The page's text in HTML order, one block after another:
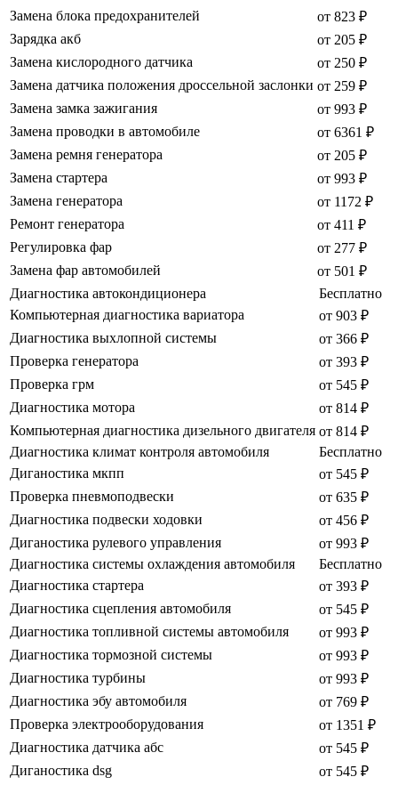
Замена блока предохранителей
от 823 ₽
Зарядка акб
от 205 ₽
Замена кислородного датчика
от 250 ₽
Замена датчика положения дроссельной заслонки от 259 ₽
Замена замка зажигания
от 993 ₽
Замена проводки в автомобиле
от 6361 ₽
Замена ремня генератора
от 205 ₽
Замена стартера
от 993 ₽
Замена генератора
от 1172 ₽
Ремонт генератора
от 411 ₽
Регулировка фар
от 277 ₽
Замена фар автомобилей
от 501 ₽
Диагностика автокондиционера
Бесплатно
Компьютерная диагностика вариатора
от 903 ₽
Диагностика выхлопной системы
от 366 ₽
Проверка генератора
от 393 ₽
Проверка грм
от 545 ₽
Диагностика мотора
от 814 ₽
Компьютерная диагностика дизельного двигателя от 814 ₽
Диагностика климат контроля автомобиля
Бесплатно
Диганостика мкпп
от 545 ₽
Проверка пневмоподвески
от 635 ₽
Диагностика подвески ходовки
от 456 ₽
Диганостика рулевого управления
от 993 ₽
Диагностика системы охлаждения автомобиля
Бесплатно
Диагностика стартера
от 393 ₽
Диагностика сцепления автомобиля
от 545 ₽
Диагностика топливной системы автомобиля
от 993 ₽
Диагностика тормозной системы
от 993 ₽
Диагностика турбины
от 993 ₽
Диагностика эбу автомобиля
от 769 ₽
Проверка электрооборудования
от 1351 ₽
Диагностика датчика абс
от 545 ₽
Диганостика dsg
от 545 ₽